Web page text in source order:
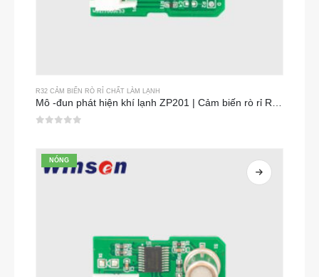
R32 CẢM BIẾN RÒ RỈ CHẤT LÀM LẠNH
NÓNG